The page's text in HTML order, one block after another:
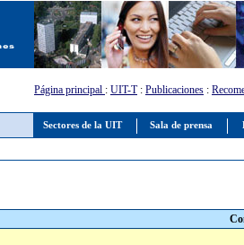
Sectores de la UIT Sala de prensa
Página principal : UIT-T: Publicaciones :